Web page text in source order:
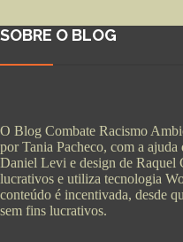
SOBRE O BLOG
O Blog Combate Racismo
por Tania Pacheco, com a
Daniel Levi e design de Raquel
lucrativos e utiliza tecnologia
conteúdo é incentivada, desde
sem fins lucrativos.